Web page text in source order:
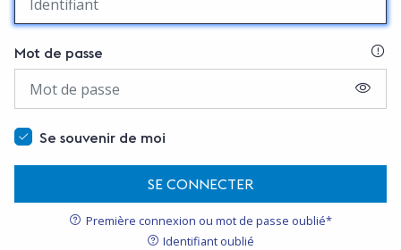
Mot de passe
Se souvenir de moi
SE CONNECTER
Première connexion ou mot de passe oublié*
Identifiant oublié